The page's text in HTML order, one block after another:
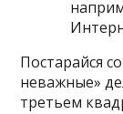
Постарайся
неважные»
третьем